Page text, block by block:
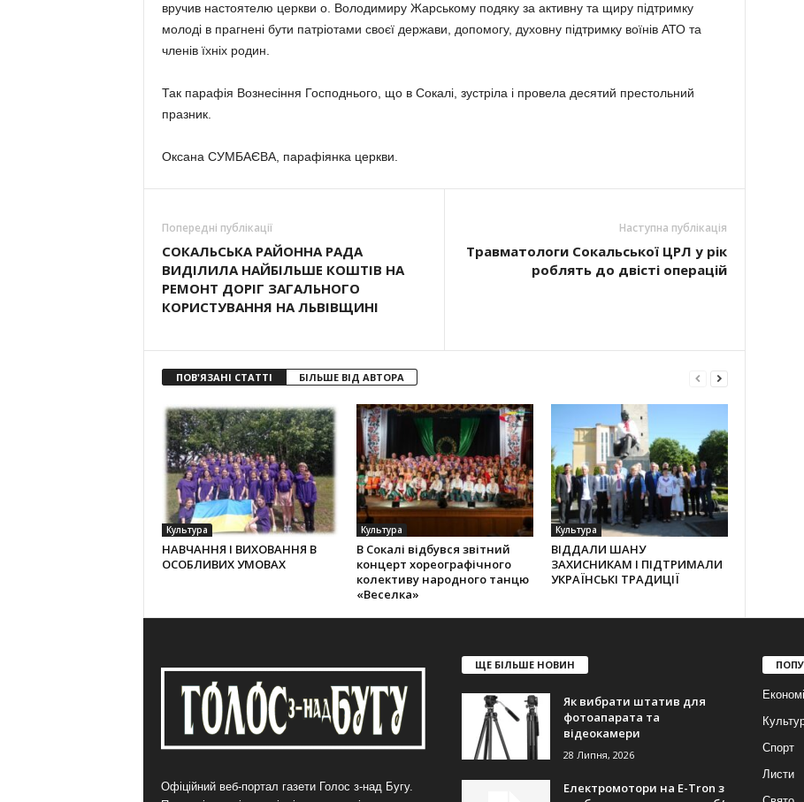
вручив настоятелю церкви о. Володимиру Жарському подяку за активну та щиру підтримку
молоді в прагнені бути патріотами своєї держави, допомогу, духовну підтримку воїнів АТО та
членів їхніх родин.
Так парафія Вознесіння Господнього, що в Сокалі, зустріла і провела десятий престольний
празник.
Оксана СУМБАЄВА, парафіянка церкви.
Попередні публікації
СОКАЛЬСЬКА РАЙОННА РАДА
ВИДІЛИЛА НАЙБІЛЬШЕ КОШТІВ НА
РЕМОНТ ДОРІГ ЗАГАЛЬНОГО
КОРИСТУВАННЯ НА ЛЬВІВЩИНІ
Наступна публікація
Травматологи Сокальської ЦРЛ у рік
роблять до двісті операцій
ПОВ'ЯЗАНІ СТАТТІ БІЛЬШЕ ВІД АВТОРА
Культура
НАВЧАННЯ І ВИХОВАННЯ В
ОСОБЛИВИХ УМОВАХ
Культура
В Сокалі відбувся звітний
концерт хореографічного
колек­тиву народного танцю
«Веселка»
Культура
ВІДДАЛИ ШАНУ
ЗАХИСНИКАМ І ПІДТРИМАЛИ
УКРАЇНСЬКІ ТРАДИЦІЇ
Офіційний веб-портал газети Голос з-над Бугу.
ЩЕ БІЛЬШЕ НОВИН
Як вибрати штатив для
фотоапарата та
відеокамери
28 Липня, 2026
Електромотори на E-Tron з
Спорт
Листи